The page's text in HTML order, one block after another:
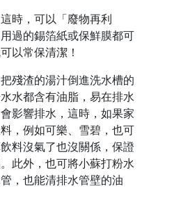
時，可以「廢物再利
過的錫箔紙或保鮮膜都可
以常保清潔！
殘渣的湯汁倒進洗水槽的
水都含有油脂，易在排水
影響排水，這時，如果家
，例如可樂、雪碧，也可
料沒氣了也沒關係，保證
此外，也可將小蘇打粉水
，也能清排水管壁的油